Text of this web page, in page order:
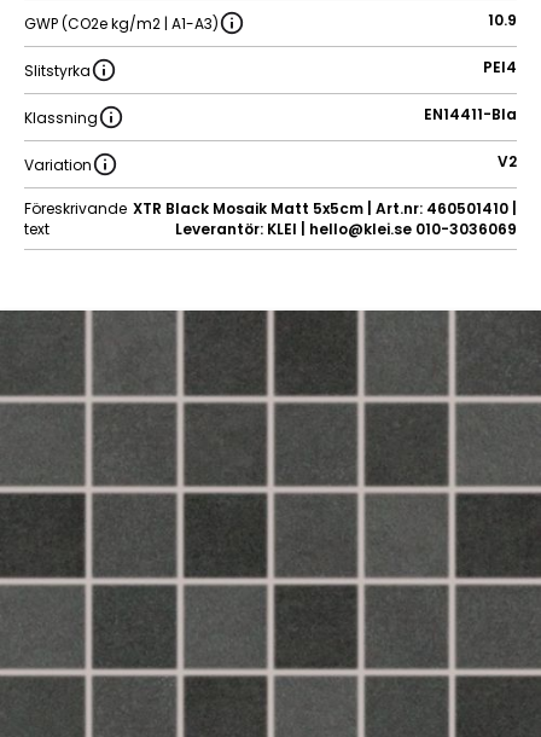
GWP (CO2e kg/m2 | A1-A3) 10.9
Slitstyrka PEI4
Klassning EN14411-BIa
Variation V2
Föreskrivande
text
XTR Black Mosaik Matt 5x5cm | Art.nr: 460501410 |
Leverantör: KLEI | hello@klei.se 010-3036069